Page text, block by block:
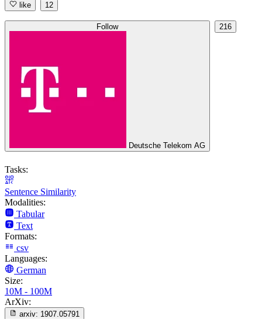
like 12
Follow
Deutsche Telekom AG
216
Tasks:
Sentence Similarity
Modalities:
Tabular
Text
Formats:
csv
Languages:
German
Size:
10M - 100M
ArXiv:
arxiv: 1907.05791